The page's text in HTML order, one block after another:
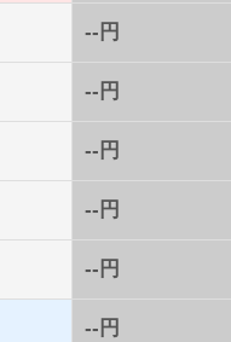
--円
--円
--円
--円
--円
--円